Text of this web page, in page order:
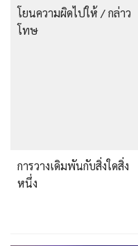
โยนความผิดไปให้ / กล่าว
โทษ
การวางเดิมพันกับสิ่งใดสิ่ง
หนึ่ง